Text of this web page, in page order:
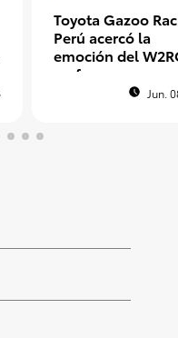
Toyota Gazoo
Perú acercó la
emoción del
un fan peruano
Jun.